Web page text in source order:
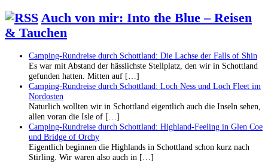
Auch von mir: Into the Blue – Reisen
& Tauchen
Camping-Rundreise durch Schottland: Die Lachse der Falls of Shin
Es war mit Abstand der hässlichste Stellplatz, den wir in Schottland
gefunden hatten. Mitten auf […]
Camping-Rundreise durch Schottland: Loch Ness und Loch Fleet im
Nordosten
Naturlich wollten wir in Schottland eigentlich auch die Inseln sehen,
allen voran die Isle of […]
Camping-Rundreise durch Schottland: Highland-Feeling in Glen Coe
und Bridge of Orchy
Eigentlich beginnen die Highlands in Schottland schon kurz nach
Stirling. Wir waren also auch in […]